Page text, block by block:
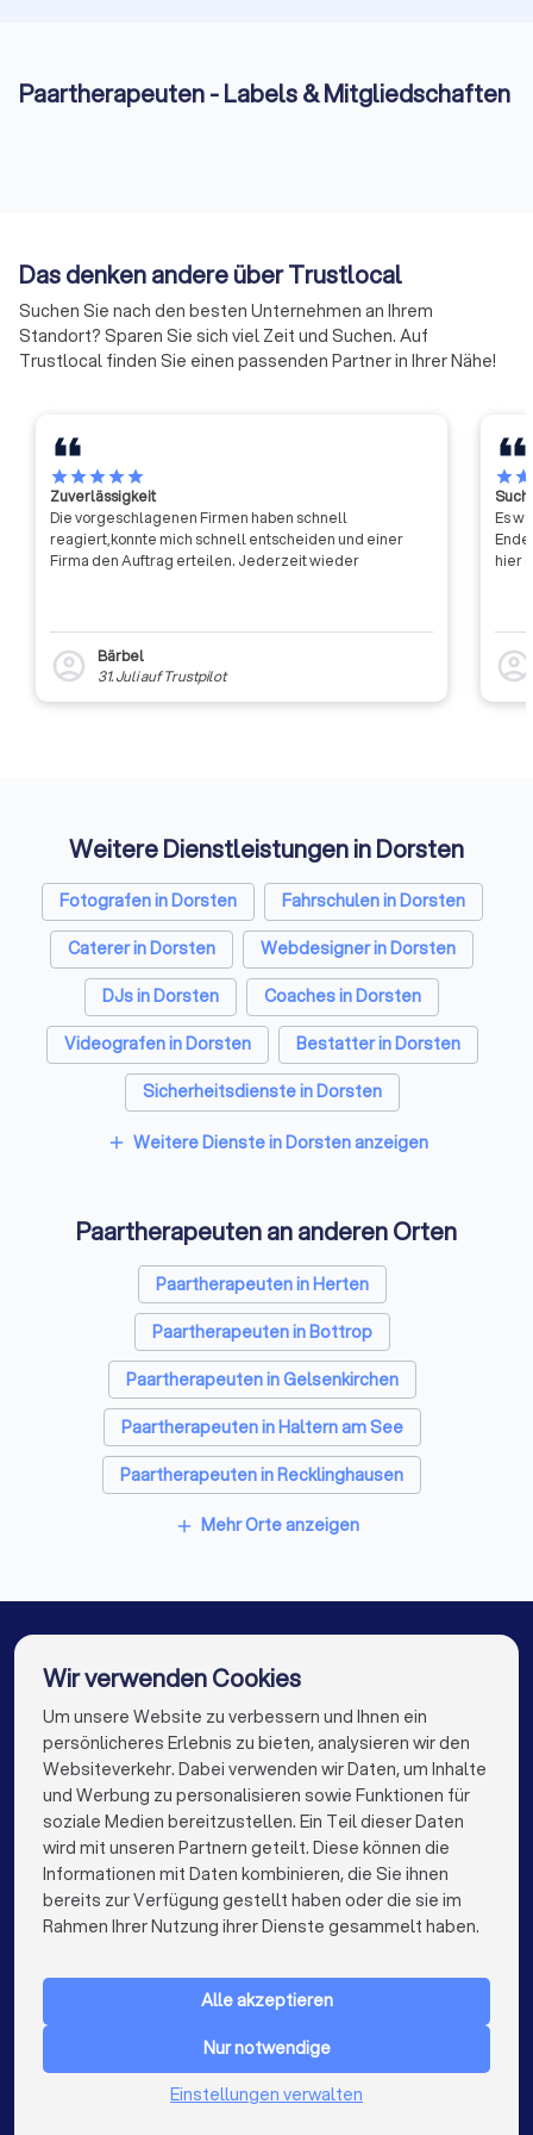
transparenten Vergleich, basierend auf dem objektiven
Trustlocal-Score. Treffen Sie eine fundierte Entscheidung –
Ihre Beziehung wird es Ihnen danken.
Paartherapeuten - Labels & Mitgliedschaften
Das denken andere über Trustlocal
Suchen Sie nach den besten Unternehmen an Ihrem
Standort? Sparen Sie sich viel Zeit und Suchen. Auf
Trustlocal finden Sie einen passenden Partner in Ihrer Nähe!
starstarstarstarstar
Zuverlässigkeit
Die vorgeschlagenen Firmen haben schnell
reagiert,konnte mich schnell entscheiden und einer
Firma den Auftrag erteilen. Jederzeit wieder
account_circle
Bärbel
31. Juliauf Trustpilot
starstar
Es
hier
account_circle
Weitere Dienstleistungen in Dorsten
Fotografen in Dorsten
Fahrschulen in Dorsten
Caterer in Dorsten
Webdesigner in Dorsten
DJs in Dorsten
Coaches in Dorsten
Videografen in Dorsten
Bestatter in Dorsten
Sicherheitsdienste in Dorsten
Freie Redner in Dorsten
add Weitere Dienste in Dorsten anzeigen
Paartherapeuten an anderen Orten
Paartherapeuten in Herten
Paartherapeuten in Bottrop
Paartherapeuten in Gelsenkirchen
Paartherapeuten in Haltern am See
Paartherapeuten in Recklinghausen
Paartherapeuten in Dinslaken
Paartherapeuten in Herne
Paartherapeuten in Voerde
Paartherapeuten in Berlin
Paartherapeuten in Hamburg
Paartherapeuten in München
Paartherapeuten in Köln
Paartherapeuten in Stuttgart
Paartherapeuten in Düsseldorf
Paartherapeuten in Dortmund
add Mehr Orte anzeigen
Die besten Paartherapeuten für Sie
info@trustlocal.de
FÜR PRIVATPERSONEN
Niederlande
Wir verwenden Cookies
Um unsere Website zu verbessern und Ihnen ein
persönlicheres Erlebnis zu bieten, analysieren wir den
Websiteverkehr. Dabei verwenden wir Daten, um Inhalte
und Werbung zu personalisieren sowie Funktionen für
soziale Medien bereitzustellen. Ein Teil dieser Daten
wird mit unseren Partnern geteilt. Diese können die
Informationen mit Daten kombinieren, die Sie ihnen
bereits zur Verfügung gestellt haben oder die sie im
Rahmen Ihrer Nutzung ihrer Dienste gesammelt haben.
Alle akzeptieren
Nur notwendige
Einstellungen verwalten